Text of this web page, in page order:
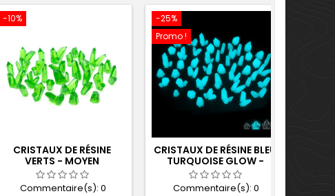
-10%
CRISTAUX DE RÉSINE
VERTS - MOYEN
Commentaire(s): 0
-25%
Promo !
CRISTAUX DE RÉSINE BLEU
TURQUOISE GLOW -
MOYEN
Commentaire(s): 0